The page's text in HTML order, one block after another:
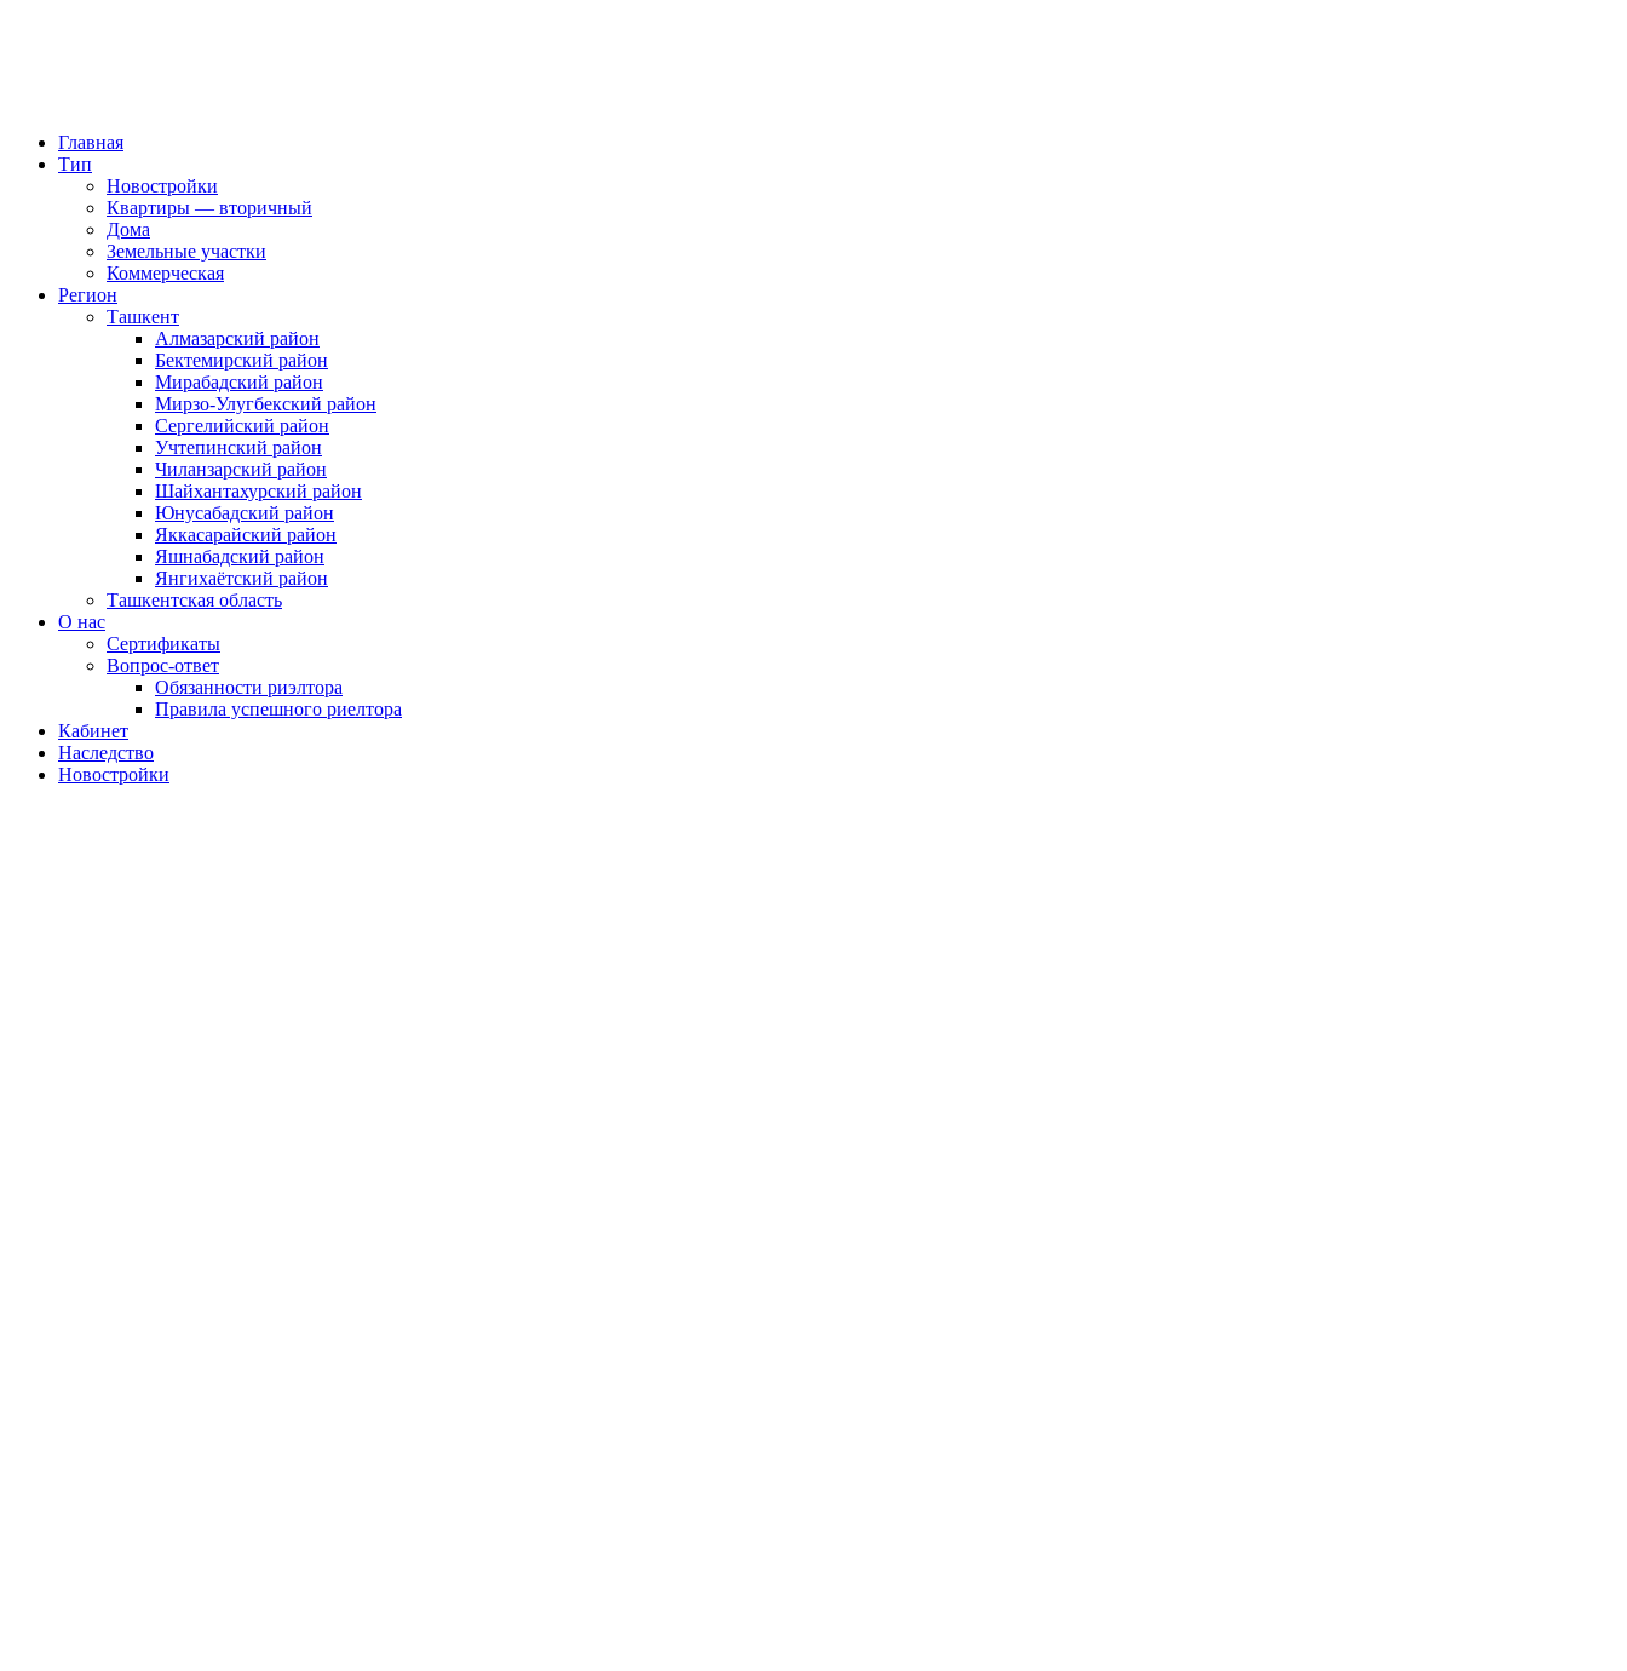
Главная
Тип
Новостройки
Квартиры — вторичный
Дома
Земельные участки
Коммерческая
Регион
Ташкент
Алмазарский район
Бектемирский район
Мирабадский район
Мирзо-Улугбекский район
Сергелийский район
Учтепинский район
Чиланзарский район
Шайхантахурский район
Юнусабадский район
Яккасарайский район
Яшнабадский район
Янгихаётский район
Ташкентская область
О нас
Сертификаты
Вопрос-ответ
Обязанности риэлтора
Правила успешного риелтора
Кабинет
Наследство
Новостройки